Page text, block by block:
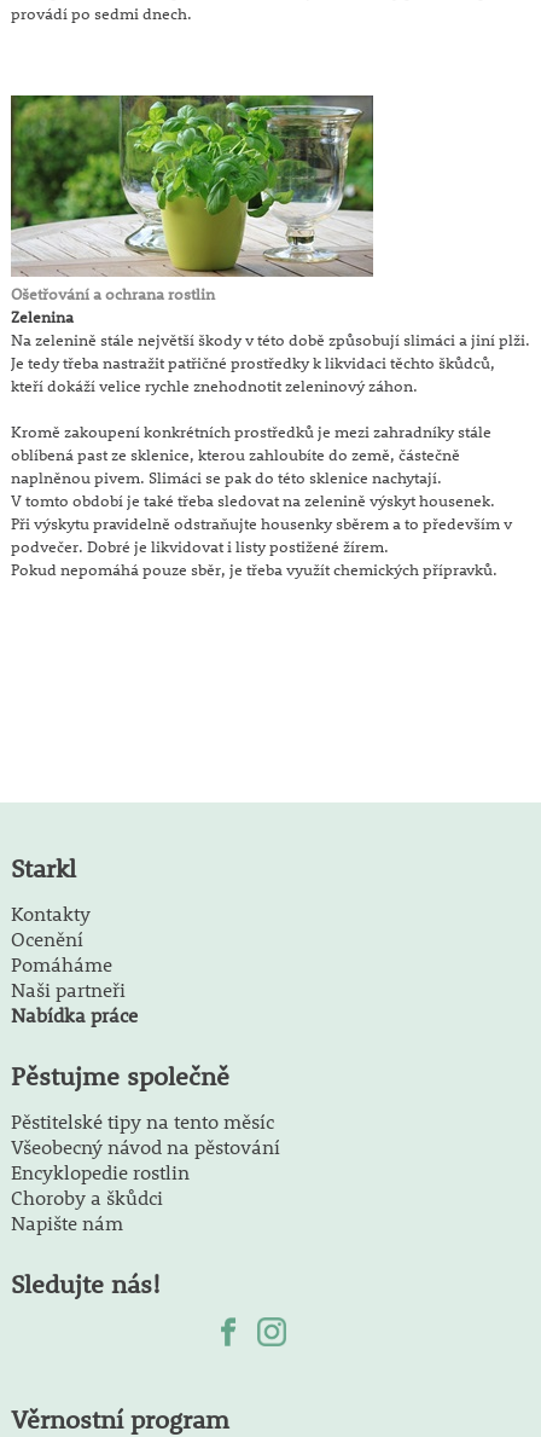
provádí po sedmi dnech.
Ošetřování a ochrana rostlin
Zelenina
Na zelenině stále největší škody v této době způsobují slimáci a jiní plži.
Je tedy třeba nastražit patřičné prostředky k likvidaci těchto škůdců,
kteří dokáží velice rychle znehodnotit zeleninový záhon.
Kromě zakoupení konkrétních prostředků je mezi zahradníky stále
oblíbená past ze sklenice, kterou zahloubíte do země, částečně
naplněnou pivem. Slimáci se pak do této sklenice nachytají.
V tomto období je také třeba sledovat na zelenině výskyt housenek.
Při výskytu pravidelně odstraňujte housenky sběrem a to především v
podvečer. Dobré je likvidovat i listy postižené žírem.
Pokud nepomáhá pouze sběr, je třeba využít chemických přípravků.
Starkl
Kontakty
Ocenění
Pomáháme
Naši partneři
Nabídka práce
Pěstujme společně
Pěstitelské tipy na tento měsíc
Všeobecný návod na pěstování
Encyklopedie rostlin
Choroby a škůdci
Napište nám
Sledujte nás!
Věrnostní program